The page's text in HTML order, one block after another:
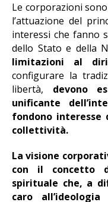
Le corporazioni
l’attuazione del
interessi che fanno
dello Stato e della
limitazioni al
configurare la
libertà, devono
unificante
fondono interesse
collettività.
La visione
con il concetto
spirituale che, a
caro